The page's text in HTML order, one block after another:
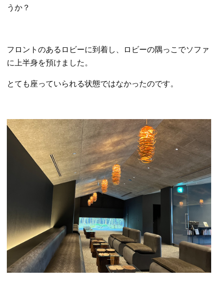
うか？
フロントのあるロビーに到着し、ロビーの隅っこでソファ
に上半身を預けました。
とても座っていられる状態ではなかったのです。